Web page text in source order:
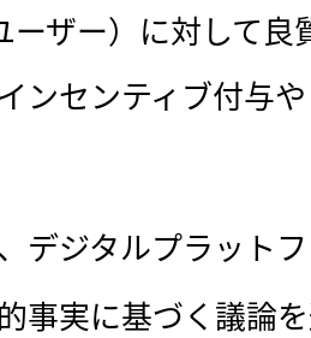
ーザー）に対して
ンセンティブ付与
デジタルプラット
事実に基づく議論